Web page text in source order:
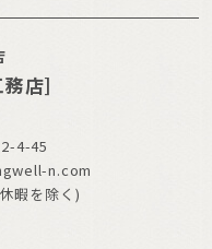
店]
4-45
n.com
暇を除く)